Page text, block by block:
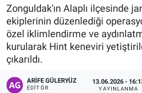
Zonguldak'ın Alaplı ilçesinde
ekiplerinin düzenlediği
özel iklimlendirme ve
kurularak Hint keneviri
çıkarıldı.
ARIFE GÜLERYÜZ
EDITÖR
13.06.2026 -
YAYINLANMA
Asayiş
Spor
Tüm Manşetler
Son Dakika Haberleri